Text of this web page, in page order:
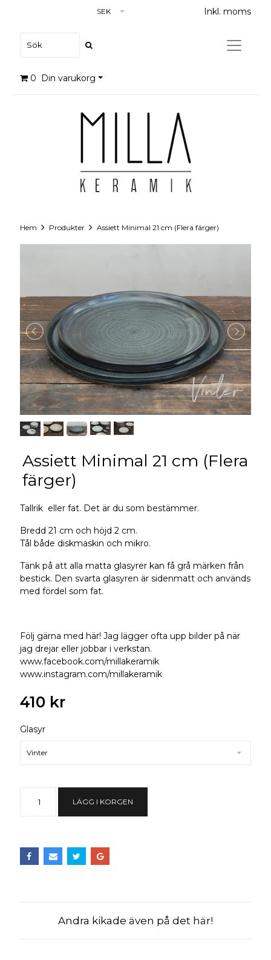
SEK Inkl. moms
0 Din varukorg
Hem Produkter Assiett Minimal 21 cm (Flera färger)
Assiett Minimal 21 cm (Flera
färger)
Tallrik eller fat. Det är du som bestämmer.
Bredd 21 cm och höjd 2 cm.
Tål både diskmaskin och mikro.
Tänk på att alla matta glasyrer kan få grå märken från
bestick. Den svarta glasyren är sidenmatt och används
med fördel som fat.
Följ gärna med här! Jag lägger ofta upp bilder på när
jag drejar eller jobbar i verkstan.
www.facebook.com/millakeramik
www.instagram.com/millakeramik
410 kr
Glasyr
Vinter
LÄGG I KORGEN
Andra kikade även på det här!